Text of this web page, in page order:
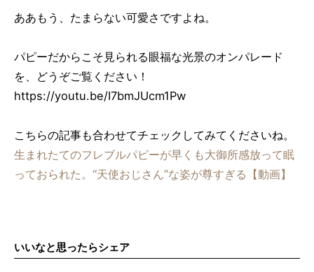
ああもう、たまらない可愛さですよね。
パピーだからこそ見られる眼福な光景のオンパレード
を、どうぞご覧ください！
https://youtu.be/I7bmJUcm1Pw
こちらの記事も合わせてチェックしてみてくださいね。
生まれたてのフレブルパピーが早くも大御所感放って眠
っておられた。“天使おじさん”な姿が尊すぎる【動画】
いいなと思ったらシェア